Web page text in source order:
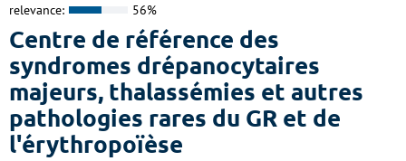
relevance: 56%
Centre de référence des
syndromes drépanocytaires
majeurs, thalassémies et autres
pathologies rares du GR et de
l'érythropoïèse